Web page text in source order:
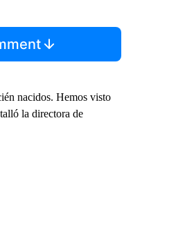
nacidos. Hemos visto
la directora de